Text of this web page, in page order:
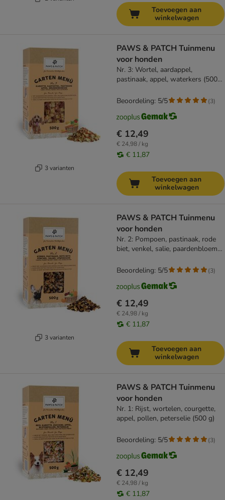
Toevoegen aan
winkelwagen
3 varianten
PAWS & PATCH Tuinmenu
voor honden
Nr. 3: Wortel, aardappel,
pastinaak, appel, waterkers (500
€ 12,49
€ 24,98 / kg
€ 11,87
Beoordeling: 5/5 (3)
Toevoegen aan
winkelwagen
3 varianten
PAWS & PATCH Tuinmenu
voor honden
Nr. 2: Pompoen, pastinaak, rode
biet, venkel, salie, paardenbloem
€ 12,49
€ 24,98 / kg
€ 11,87
Beoordeling: 5/5 (3)
Toevoegen aan
winkelwagen
PAWS & PATCH Tuinmenu
voor honden
Nr. 1: Rijst, wortelen, courgette,
appel, pollen, peterselie (500 g)
€ 12,49
€ 24,98 / kg
€ 11,87
Beoordeling: 5/5 (3)